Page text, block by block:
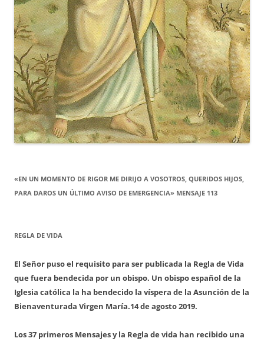
«EN UN MOMENTO DE RIGOR ME DIRIJO A VOSOTROS, QUERIDOS HIJOS,
PARA DAROS UN ÚLTIMO AVISO DE EMERGENCIA» MENSAJE 113
REGLA DE VIDA
El Señor puso el requisito para ser publicada la Regla de Vida
que fuera bendecida por un obispo. Un obispo español de la
Iglesia católica la ha bendecido la víspera de la Asunción de la
Bienaventurada Virgen María.14 de agosto 2019.
Los 37 primeros Mensajes y la Regla de vida han recibido una